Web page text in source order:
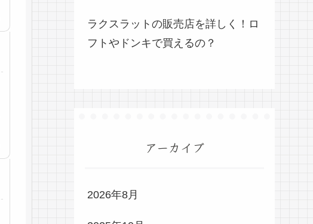
ラクスラットの販売店を詳しく！ロ
フトやドンキで買えるの？
アーカイブ
2026年8月